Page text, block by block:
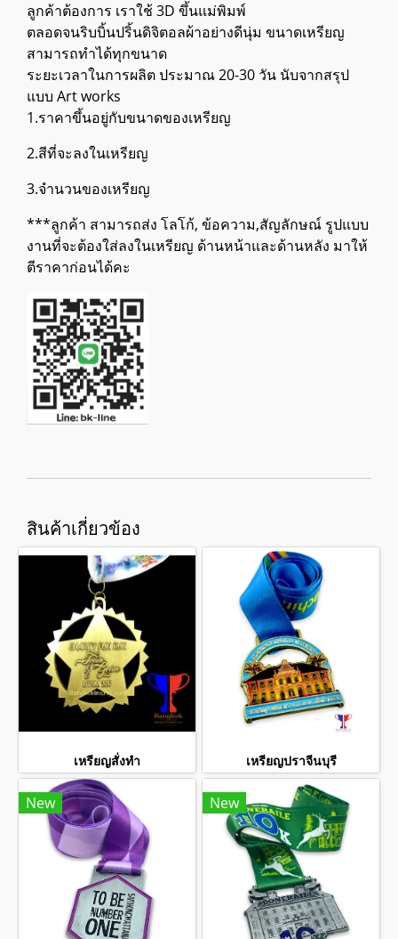
ลูกค้าต้องการ เราใช้ 3D ขึ้นแม่พิมพ์
ตลอดจนริบบิ้นปริ้นดิจิตอลผ้าอย่างดีนุ่ม ขนาดเหรียญ
สามารถทำได้ทุกขนาด
ระยะเวลาในการผลิต ประมาณ 20-30 วัน นับจากสรุป
แบบ Art works
1.ราคาขึ้นอยู่กับขนาดของเหรียญ
2.สีที่จะลงในเหรียญ
3.จำนวนของเหรียญ
***ลูกค้า สามารถส่ง โลโก้, ข้อความ,สัญลักษณ์ รูปแบบ
งานที่จะต้องใส่ลงในเหรียญ ด้านหน้าและด้านหลัง มาให้
ตีราคาก่อนได้คะ
สินค้าเกี่ยวข้อง
เหรียญสั่งทำ เหรียญปราจีนบุรี
New New